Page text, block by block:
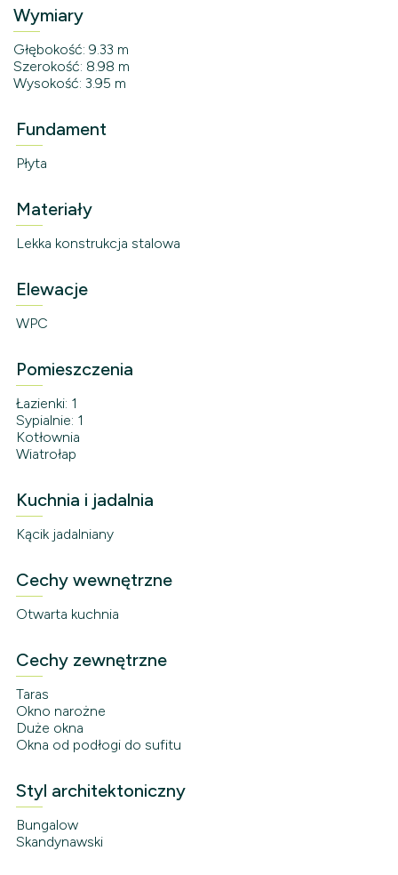
Wymiary
Głębokość: 9.33 m
Szerokość: 8.98 m
Wysokość: 3.95 m
Fundament
Płyta
Materiały
Lekka konstrukcja stalowa
Elewacje
WPC
Pomieszczenia
Łazienki: 1
Sypialnie: 1
Kotłownia
Wiatrołap
Kuchnia i jadalnia
Kącik jadalniany
Cechy wewnętrzne
Otwarta kuchnia
Cechy zewnętrzne
Taras
Okno narożne
Duże okna
Okna od podłogi do sufitu
Styl architektoniczny
Bungalow
Skandynawski